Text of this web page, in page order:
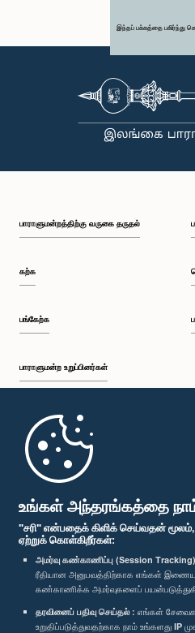
உங்கள் அந்தரங்கத்தை
"சரி" என்பதைக் கிளிக் செய்வதன்
ஏற்றுக் கொள்கிறீர்கள்:
அமர்வு கண்காணிப்பு (Session
ரீதியான அனுபவத்திற்காக எங்கள்
கண்காணிக்க அமர்வுகளைப்
தரவினைப் பதிவு செய்தல் : எங்கள்
உறுதிப்படுத்துவதற்காக நாம் உங்களது IP
இந்தப் பக்கத்தை பகிர்ந்து
பாராளுமன்றத்திற்கு வருகை தருதல்
கற்க
பங்கேற்க
பாராளுமன்ற உறுப்பினர்கள்
முதற்பக்கம்
பாராளுமன்ற கையடக்க செயலி
எம்மை பின்தொடர்க :
விருதுகள்